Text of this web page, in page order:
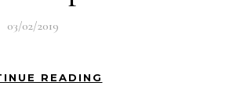
03/02/2019
READING